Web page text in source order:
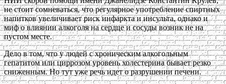
не стоит сомневаться, что регулярное употребление спиртных
напитков увеличивает риск инфаркта и инсульта, однако и
миф о влиянии алкоголя на сердце и сосуды возник не на
пустом месте.
Дело в том, что у людей с хроническим алкогольным
гепатитом или циррозом уровень холестерина бывает резко
сниженным. Но тут уже речь идет о разрушении печени.